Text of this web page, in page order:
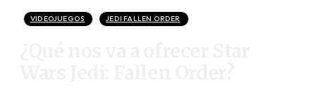
VIDEOJUEGOS JEDI FALLEN ORDER